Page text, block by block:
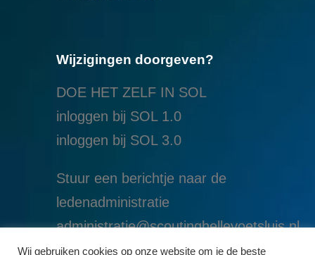
Wijzigingen doorgeven?
DOE HET ZELF IN SOL
inloggen bij SOL 1.0
inloggen bij SOL 3.0
Stuur een berichtje naar de
ledenadministratie
administratie@scoutinghellevoetsluis.nl
Wij gebruiken cookies op onze website om je de beste